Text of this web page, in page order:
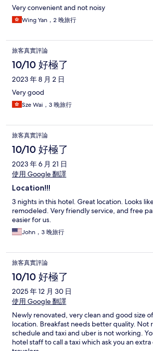
Very convenient and not noisy
Wing Yan，2 晚旅行
旅客真實評論
10/10 好極了
2023 年 8 月 2 日
Very good
Sze Wai，3 晚旅行
旅客真實評論
10/10 好極了
2023 年 6 月 21 日
使用 Google 翻譯
Location!!!
3 nights in this hotel. Great location. Looks
remodeled. Very friendly service, and free
easier for us.
John，3 晚旅行
旅客真實評論
10/10 好極了
2025 年 12 月 30 日
使用 Google 翻譯
Newly renovated, very clean and good size
location. Breakfast needs better quality. Not
schedule and taxi and uber is not working.
hotel staff to call a taxi which ask you an